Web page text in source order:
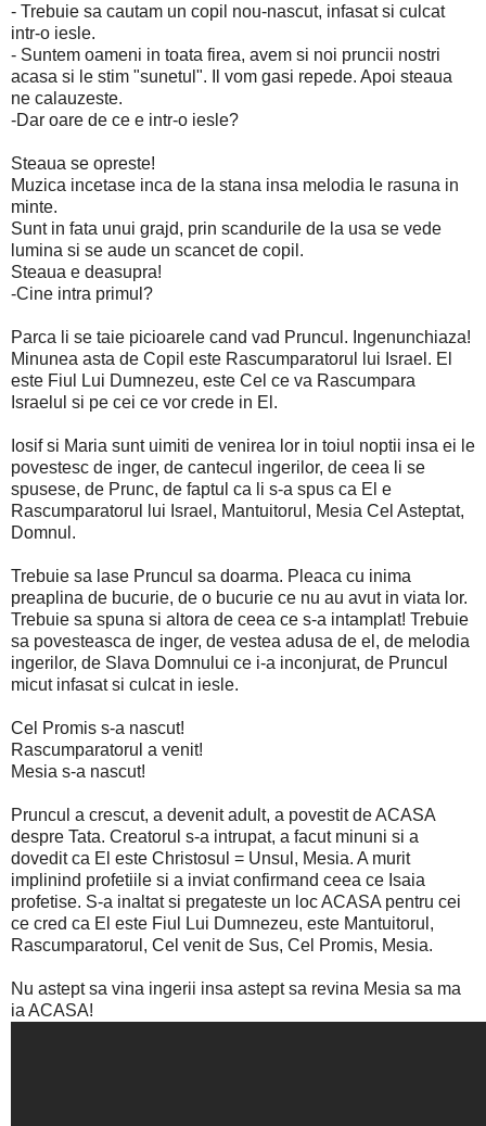
- Trebuie sa cautam un copil nou-nascut, infasat si culcat
intr-o iesle.
- Suntem oameni in toata firea, avem si noi pruncii nostri
acasa si le stim "sunetul". Il vom gasi repede. Apoi steaua
ne calauzeste.
-Dar oare de ce e intr-o iesle?
Steaua se opreste!
Muzica incetase inca de la stana insa melodia le rasuna in
minte.
Sunt in fata unui grajd, prin scandurile de la usa se vede
lumina si se aude un scancet de copil.
Steaua e deasupra!
-Cine intra primul?
Parca li se taie picioarele cand vad Pruncul. Ingenunchiaza!
Minunea asta de Copil este Rascumparatorul lui Israel. El
este Fiul Lui Dumnezeu, este Cel ce va Rascumpara
Israelul si pe cei ce vor crede in El.
Iosif si Maria sunt uimiti de venirea lor in toiul noptii insa ei le
povestesc de inger, de cantecul ingerilor, de ceea li se
spusese, de Prunc, de faptul ca li s-a spus ca El e
Rascumparatorul lui Israel, Mantuitorul, Mesia Cel Asteptat,
Domnul.
Trebuie sa lase Pruncul sa doarma. Pleaca cu inima
preaplina de bucurie, de o bucurie ce nu au avut in viata lor.
Trebuie sa spuna si altora de ceea ce s-a intamplat! Trebuie
sa povesteasca de inger, de vestea adusa de el, de melodia
ingerilor, de Slava Domnului ce i-a inconjurat, de Pruncul
micut infasat si culcat in iesle.
Cel Promis s-a nascut!
Rascumparatorul a venit!
Mesia s-a nascut!
Pruncul a crescut, a devenit adult, a povestit de ACASA
despre Tata. Creatorul s-a intrupat, a facut minuni si a
dovedit ca El este Christosul = Unsul, Mesia. A murit
implinind profetiile si a inviat confirmand ceea ce Isaia
profetise. S-a inaltat si pregateste un loc ACASA pentru cei
ce cred ca El este Fiul Lui Dumnezeu, este Mantuitorul,
Rascumparatorul, Cel venit de Sus, Cel Promis, Mesia.
Nu astept sa vina ingerii insa astept sa revina Mesia sa ma
ia ACASA!